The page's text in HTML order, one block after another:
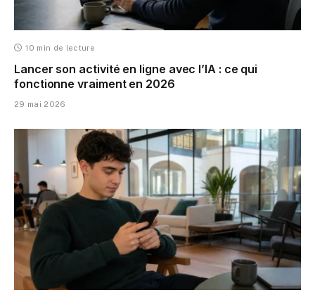
10 min de lecture
Lancer son activité en ligne avec l’IA : ce qui
fonctionne vraiment en 2026
29 mai 2026